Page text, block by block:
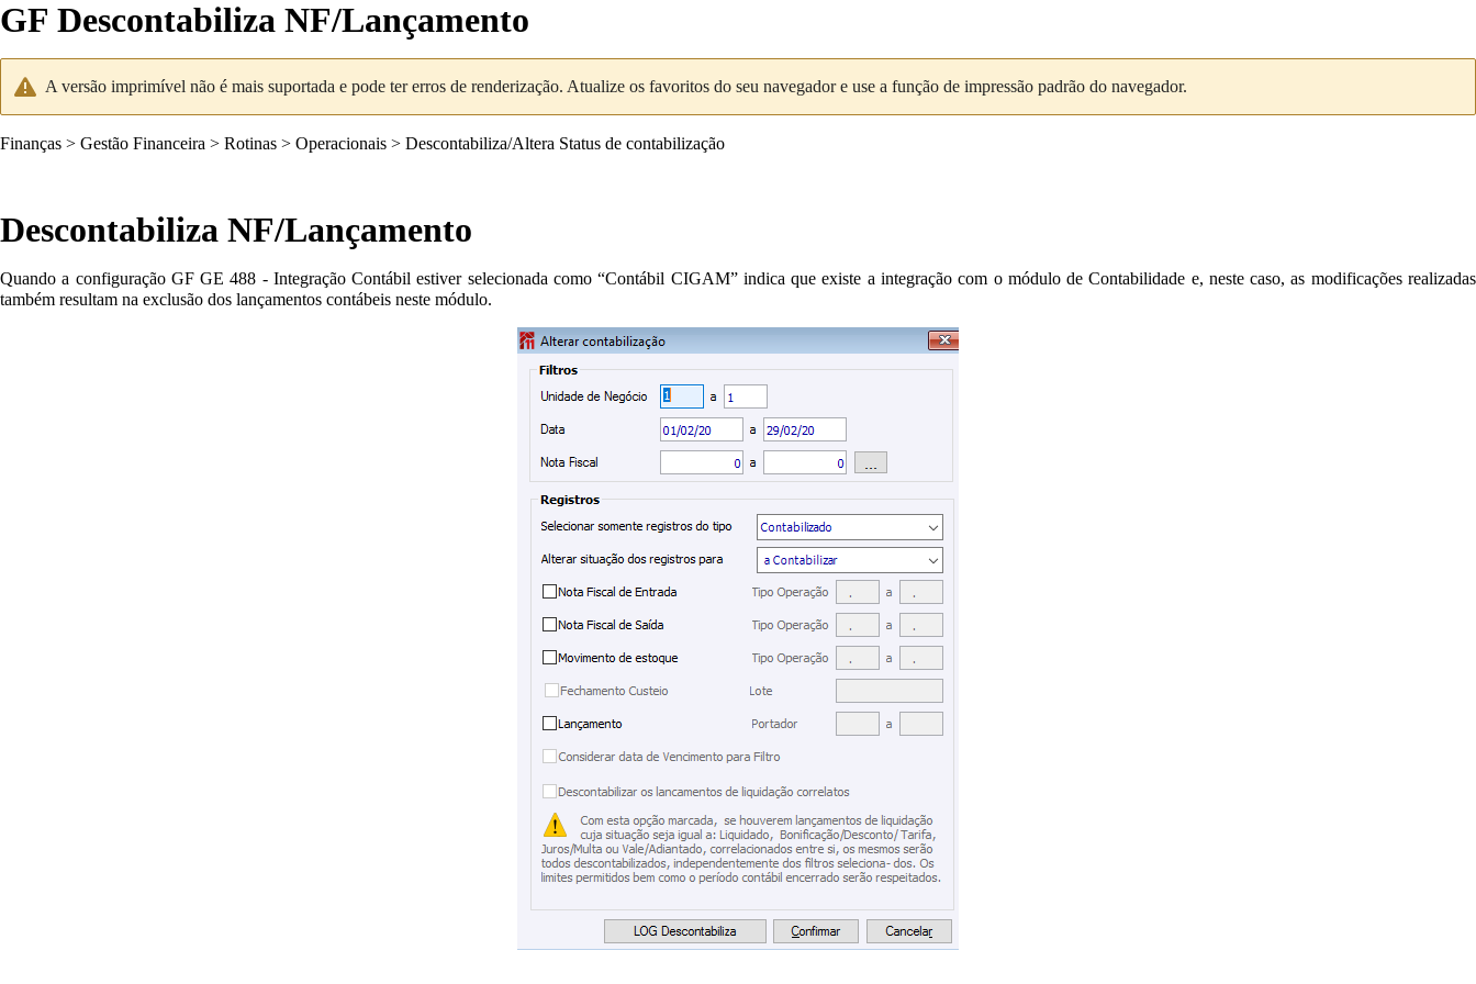
GF Descontabiliza NF/Lançamento
A versão imprimível não é mais suportada e pode ter erros de renderização. Atualize os favoritos do seu navegador e use a função de impressão padrão do navegador.
Finanças > Gestão Financeira > Rotinas > Operacionais > Descontabiliza/Altera Status de contabilização
Descontabiliza NF/Lançamento
Quando a configuração GF GE 488 - Integração Contábil estiver selecionada como “Contábil CIGAM” indica que existe a integração com o módulo de Contabilidade e, neste caso, as modificações realizadas
também resultam na exclusão dos lançamentos contábeis neste módulo.